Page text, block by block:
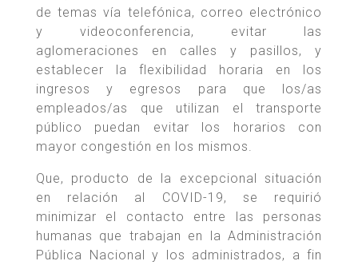
de temas vía telefónica, correo electrónico
y videoconferencia, evitar las
aglomeraciones en calles y pasillos, y
establecer la flexibilidad horaria en los
ingresos y egresos para que los/as
empleados/as que utilizan el transporte
público puedan evitar los horarios con
mayor congestión en los mismos.
Que, producto de la excepcional situación
en relación al COVID-19, se requirió
minimizar el contacto entre las personas
humanas que trabajan en la Administración
Pública Nacional y los administrados, a fin